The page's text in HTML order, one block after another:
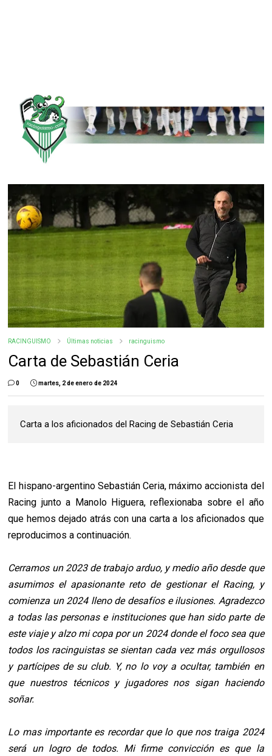
RACINGUISMO Últimas noticias racinguismo
Carta de Sebastián Ceria
0 martes, 2 de enero de 2024
Carta a los aficionados del Racing de Sebastián Ceria
El hispano-argentino Sebastián Ceria, máximo accionista del
Racing junto a Manolo Higuera, reflexionaba sobre el año
que hemos dejado atrás con una carta a los aficionados que
reproducimos a continuación.
Cerramos un 2023 de trabajo arduo, y medio año desde que
asumimos el apasionante reto de gestionar el Racing, y
comienza un 2024 lleno de desafíos e ilusiones. Agradezco
a todas las personas e instituciones que han sido parte de
este viaje y alzo mi copa por un 2024 donde el foco sea que
todos los racinguistas se sientan cada vez más orgullosos
y partícipes de su club. Y, no lo voy a ocultar, también en
que nuestros técnicos y jugadores nos sigan haciendo
soñar.
Lo mas importante es recordar que lo que nos traiga 2024
será un logro de todos. Mi firme convicción es que la